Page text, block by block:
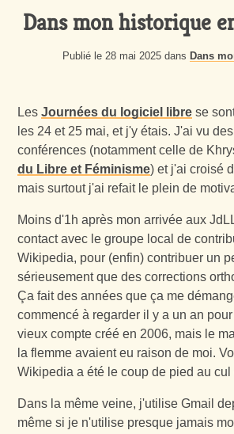
Dans mon historique
Publié le 28 mai 2025 dans Dans
LesJournées du logiciel libre se
les 24 et 25 mai, et j'y étais. J'ai vu
conférences (notamment celle de
du Libre et Féminisme) et j'ai croisé
mais surtout j'ai refait le plein de
Moins d'1h après mon arrivée aux
contact avec le groupe local de
Wikipedia, pour (enfin) contribuer un
sérieusement que des corrections
Ça fait des années que ça me
commencé à regarder il y a un an
vieux compte créé en 2006, mais le
la flemme avaient eu raison de moi.
Wikipedia a été le coup de pied au cul
Dans la même veine, j'utilise Gmail
même si je n'utilise presque jamais